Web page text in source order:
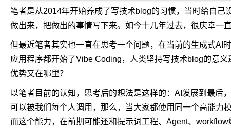
笔者是从2014年开始养成了写技术blog的习惯，当时给自
做出来，把做出的事情写下来。如今十几年过去，很庆幸一
但最近笔者其实也一直在思考一个问题，在当前的生成式AI
应用程序都开始了Vibe Coding，人类坚持写技术blog的意
优势又在哪里？
以笔者目前的认知，思考后的想法是这样的：AI发展到最后
可以被我们每个人调用，那么，当大家都使用同一个高能力
而这个能力，在前期可能还和提示词工程、Agent、